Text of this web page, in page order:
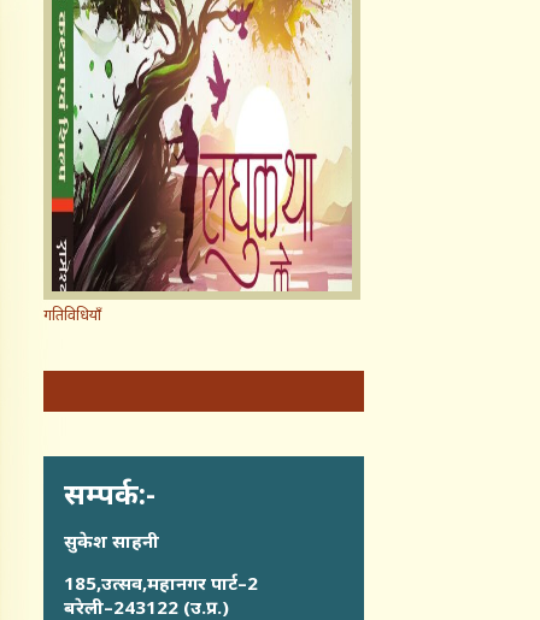
गतिविधियाँ
सम्पर्क:-
सुकेश साहनी
185,उत्सव,महानगर पार्ट–2
बरेली–243122 (उ.प्र.)